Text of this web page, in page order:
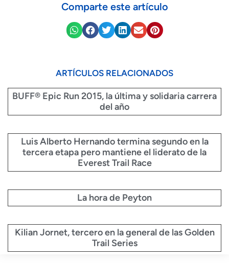
Comparte este artículo
ARTÍCULOS RELACIONADOS
BUFF® Epic Run 2015, la última y solidaria carrera
del año
Luis Alberto Hernando termina segundo en la
tercera etapa pero mantiene el liderato de la
Everest Trail Race
La hora de Peyton
Kilian Jornet, tercero en la general de las Golden
Trail Series